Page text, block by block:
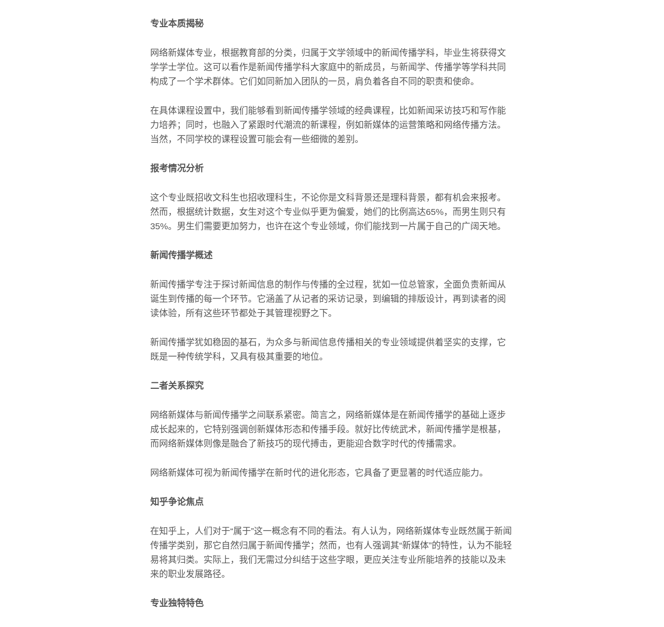
专业本质揭秘
网络新媒体专业，根据教育部的分类，归属于文学领域中的新闻传播学科，毕业生将获得文
学学士学位。这可以看作是新闻传播学科大家庭中的新成员，与新闻学、传播学等学科共同
构成了一个学术群体。它们如同新加入团队的一员，肩负着各自不同的职责和使命。
在具体课程设置中，我们能够看到新闻传播学领域的经典课程，比如新闻采访技巧和写作能
力培养；同时，也融入了紧跟时代潮流的新课程，例如新媒体的运营策略和网络传播方法。
当然，不同学校的课程设置可能会有一些细微的差别。
报考情况分析
这个专业既招收文科生也招收理科生，不论你是文科背景还是理科背景，都有机会来报考。
然而，根据统计数据，女生对这个专业似乎更为偏爱，她们的比例高达65%，而男生则只有
35%。男生们需要更加努力，也许在这个专业领域，你们能找到一片属于自己的广阔天地。
新闻传播学概述
新闻传播学专注于探讨新闻信息的制作与传播的全过程，犹如一位总管家，全面负责新闻从
诞生到传播的每一个环节。它涵盖了从记者的采访记录，到编辑的排版设计，再到读者的阅
读体验，所有这些环节都处于其管理视野之下。
新闻传播学犹如稳固的基石，为众多与新闻信息传播相关的专业领域提供着坚实的支撑，它
既是一种传统学科，又具有极其重要的地位。
二者关系探究
网络新媒体与新闻传播学之间联系紧密。简言之，网络新媒体是在新闻传播学的基础上逐步
成长起来的，它特别强调创新媒体形态和传播手段。就好比传统武术，新闻传播学是根基，
而网络新媒体则像是融合了新技巧的现代搏击，更能迎合数字时代的传播需求。
网络新媒体可视为新闻传播学在新时代的进化形态，它具备了更显著的时代适应能力。
知乎争论焦点
在知乎上，人们对于“属于”这一概念有不同的看法。有人认为，网络新媒体专业既然属于新闻
传播学类别，那它自然归属于新闻传播学；然而，也有人强调其“新媒体”的特性，认为不能轻
易将其归类。实际上，我们无需过分纠结于这些字眼，更应关注专业所能培养的技能以及未
来的职业发展路径。
专业独特特色